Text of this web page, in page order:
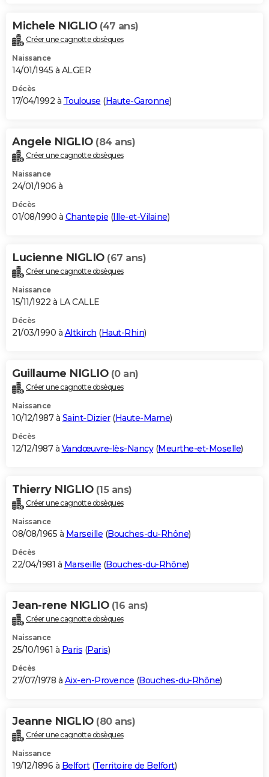
Michele NIGLIO (47 ans)
Créer une cagnotte obsèques
Naissance
14/01/1945 à ALGER
Décès
17/04/1992 à Toulouse (Haute-Garonne)
Angele NIGLIO (84 ans)
Créer une cagnotte obsèques
Naissance
24/01/1906 à
Décès
01/08/1990 à Chantepie (Ille-et-Vilaine)
Lucienne NIGLIO (67 ans)
Créer une cagnotte obsèques
Naissance
15/11/1922 à LA CALLE
Décès
21/03/1990 à Altkirch (Haut-Rhin)
Guillaume NIGLIO (0 an)
Créer une cagnotte obsèques
Naissance
10/12/1987 à Saint-Dizier(Haute-Marne)
Décès
12/12/1987 à Vandœuvre-lès-Nancy(Meurthe-et-Moselle)
Thierry NIGLIO (15 ans)
Créer une cagnotte obsèques
Naissance
08/08/1965 à Marseille (Bouches-du-Rhône)
Décès
22/04/1981 à Marseille (Bouches-du-Rhône)
Jean-rene NIGLIO (16 ans)
Créer une cagnotte obsèques
Naissance
25/10/1961 à Paris (Paris)
Décès
27/07/1978 à Aix-en-Provence (Bouches-du-Rhône)
Jeanne NIGLIO (80 ans)
Créer une cagnotte obsèques
Naissance
19/12/1896 à Belfort(Territoire de Belfort)